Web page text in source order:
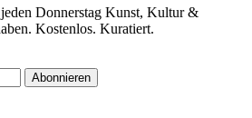
Kurator*in
LIVING LEGEND
Donnerstag Kunst, Kultur &
Kostenlos. Kuratiert.
Abonnieren